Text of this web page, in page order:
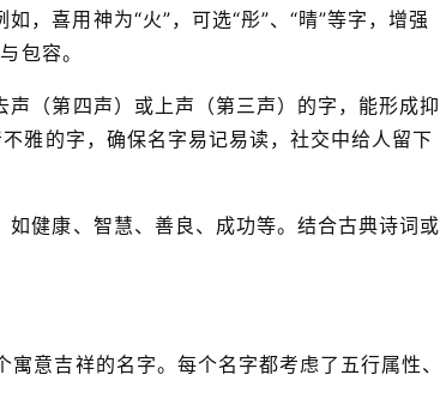
，喜用神为“火”，可选“彤”、“晴”等字，增强
包容。
（第四声）或上声（第三声）的字，能形成抑
雅的字，确保名字易记易读，社交中给人留下
健康、智慧、善良、成功等。结合古典诗词或
意吉祥的名字。每个名字都考虑了五行属性、